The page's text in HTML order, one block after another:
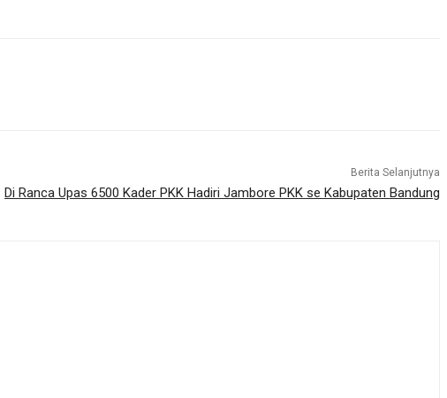
Berita Selanjutnya
Di Ranca Upas 6500 Kader PKK Hadiri Jambore PKK se Kabupaten Bandung